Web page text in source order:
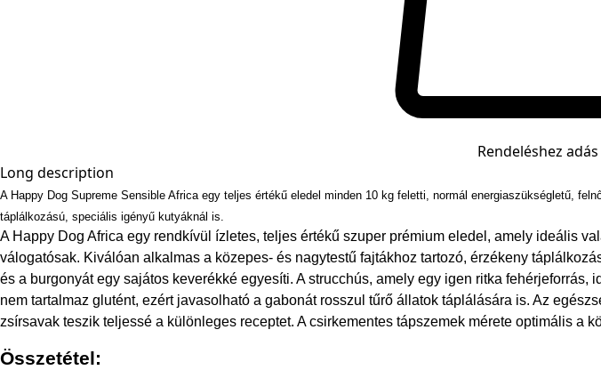
Rendeléshez adás
Long description
A Happy Dog Supreme Sensible Africa egy teljes értékű eledel minden 10 kg feletti, normál energiaszükségletű,
táplálkozású, speciális igényű kutyáknál is.
A Happy Dog Africa egy rendkívül ízletes, teljes értékű szuper prémium eledel, amely ideális
válogatósak. Kiválóan alkalmas a közepes- és nagytestű fajtákhoz tartozó, érzékeny
és a burgonyát egy sajátos keverékké egyesíti. A strucchús, amely egy igen ritka
nem tartalmaz glutént, ezért javasolható a gabonát rosszul tűrő állatok táplálására is. Az
zsírsavak teszik teljessé a különleges receptet. A csirkementes tápszemek mérete optimális a
Összetétel: